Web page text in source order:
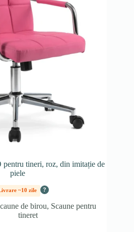
pentru tineri, roz, din imitație de
piele
~10 zile ?
de birou, Scaune pentru
tineret